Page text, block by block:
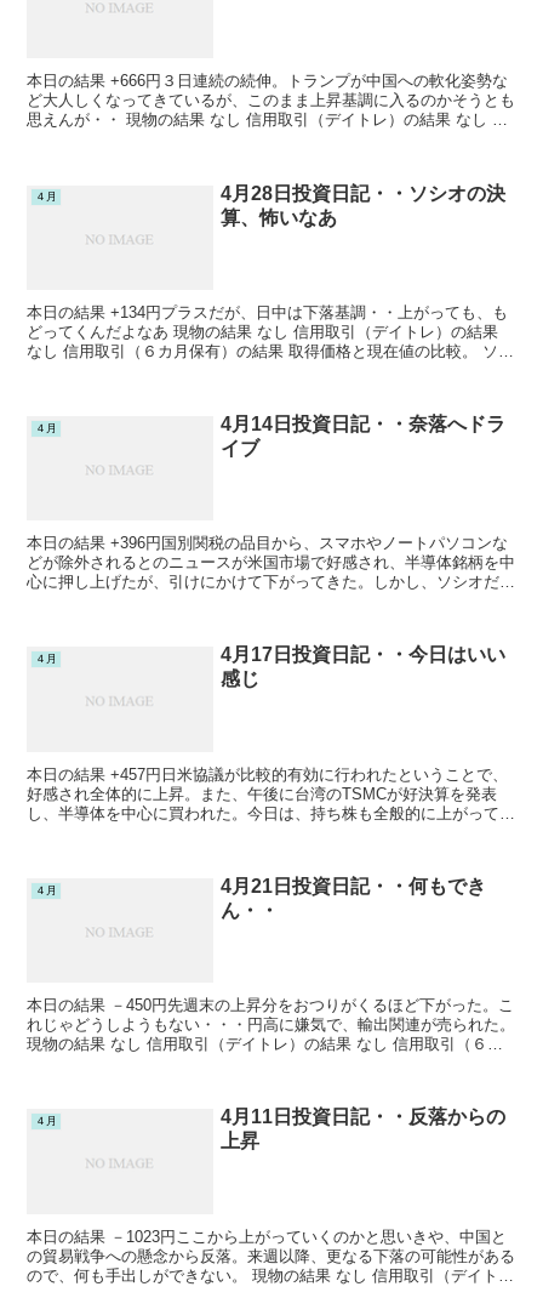
本日の結果 +666円３日連続の続伸。トランプが中国への軟化姿勢な
ど大人しくなってきているが、このまま上昇基調に入るのかそうとも
思えんが・・ 現物の結果 なし 信用取引（デイトレ）の結果 なし 信
４月
4月28日投資日記・・ソシオの決
算、怖いなあ
本日の結果 +134円プラスだが、日中は下落基調・・上がっても、も
どってくんだよなあ 現物の結果 なし 信用取引（デイトレ）の結果
なし 信用取引（６カ月保有）の結果 取得価格と現在値の比較。 ソシ
４月
4月14日投資日記・・奈落へドラ
イブ
本日の結果 +396円国別関税の品目から、スマホやノートパソコンな
どが除外されるとのニュースが米国市場で好感され、半導体銘柄を中
心に押し上げたが、引けにかけて下がってきた。しかし、ソシオだけ
４月
4月17日投資日記・・今日はいい
感じ
本日の結果 +457円日米協議が比較的有効に行われたということで、
好感され全体的に上昇。また、午後に台湾のTSMCが好決算を発表
し、半導体を中心に買われた。今日は、持ち株も全般的に上がってく
４月
4月21日投資日記・・何もでき
ん・・
本日の結果 －450円先週末の上昇分をおつりがくるほど下がった。こ
れじゃどうしようもない・・・円高に嫌気で、輸出関連が売られた。
現物の結果 なし 信用取引（デイトレ）の結果 なし 信用取引（６カ
４月
4月11日投資日記・・反落からの
上昇
本日の結果 －1023円ここから上がっていくのかと思いきや、中国と
の貿易戦争への懸念から反落。来週以降、更なる下落の可能性がある
ので、何も手出しができない。 現物の結果 なし 信用取引（デイト